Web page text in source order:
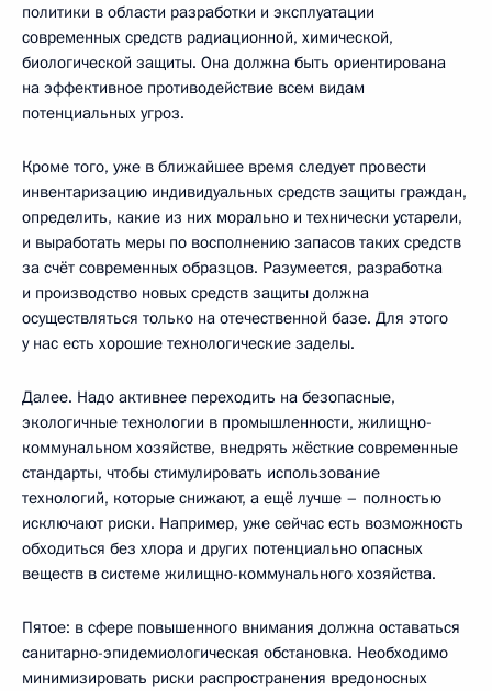
политики в области разработки и эксплуатации
современных средств радиационной, химической,
биологической защиты. Она должна быть ориентирована
на эффективное противодействие всем видам
потенциальных угроз.
Кроме того, уже в ближайшее время следует провести
инвентаризацию индивидуальных средств защиты граждан,
определить, какие из них морально и технически устарели,
и выработать меры по восполнению запасов таких средств
за счёт современных образцов. Разумеется, разработка
и производство новых средств защиты должна
осуществляться только на отечественной базе. Для этого
у нас есть хорошие технологические заделы.
Далее. Надо активнее переходить на безопасные,
экологичные технологии в промышленности, жилищно-
коммунальном хозяйстве, внедрять жёсткие современные
стандарты, чтобы стимулировать использование
технологий, которые снижают, а ещё лучше – полностью
исключают риски. Например, уже сейчас есть возможность
обходиться без хлора и других потенциально опасных
веществ в системе жилищно-коммунального хозяйства.
Пятое: в сфере повышенного внимания должна оставаться
санитарно-эпидемиологическая обстановка. Необходимо
минимизировать риски распространения вредоносных